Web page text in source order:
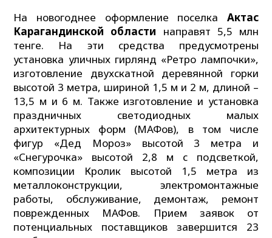
На новогоднее оформление поселка Актас
Карагандинской области направят 5,5 млн
тенге. На эти средства предусмотрены
установка уличных гирлянд «Ретро лампочки»,
изготовление двухскатной деревянной горки
высотой 3 метра, шириной 1,5 м и 2 м, длиной –
13,5 м и 6 м. Также изготовление и установка
праздничных светодиодных малых
архитектурных форм (МАФов), в том числе
фигур «Дед Мороз» высотой 3 метра и
«Снегурочка» высотой 2,8 м с подсветкой,
композиции Кролик высотой 1,5 метра из
металлоконструкции, электромонтажные
работы, обслуживание, демонтаж, ремонт
поврежденных МАФов. Прием заявок от
потенциальных поставщиков завершится 23